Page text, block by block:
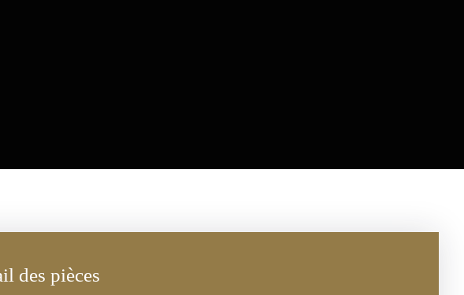
des pièces